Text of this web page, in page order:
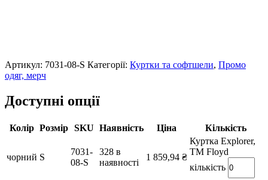
Артикул: 7031-08-S Категорії: Куртки та софтшели, Промо
одяг, мерч
Доступні опції
Колір Розмір SKU Наявність Ціна Кількість
чорний S
7031-
08-S
328 в
наявності
1 859,94 ₴
Куртка Explorer,
TM Floyd
кількість